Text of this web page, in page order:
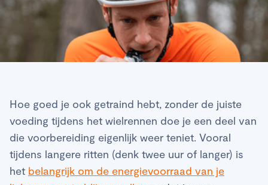
Hoe goed je ook getraind hebt, zonder de juiste
voeding tijdens het wielrennen doe je een deel van
die voorbereiding eigenlijk weer teniet. Vooral
tijdens langere ritten (denk twee uur of langer) is
het belangrijk om de energievoorraad van je